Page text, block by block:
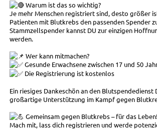
Warum ist das so wichtig?
Je mehr Menschen registriert sind, desto größer
Patienten mit Blutkrebs den passenden Spender
Stammzellspender kannst DU zur einzigen
werden.
Wer kann mitmachen?
Gesunde Erwachsene zwischen 17 und 50
Die Registrierung ist kostenlos
Ein riesiges Dankeschön an den Blutspendedienst
großartige Unterstützung im Kampf gegen
Gemeinsam gegen Blutkrebs – für das Leben!
Mach mit, lass dich registrieren und werde